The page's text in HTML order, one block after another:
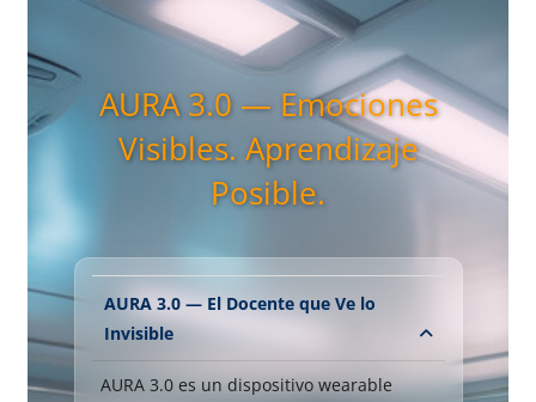
AURA 3.0 — Emociones
Visibles. Aprendizaje
Posible.
AURA 3.0 — El Docente que Ve lo
Invisible
AURA 3.0 es un dispositivo wearable